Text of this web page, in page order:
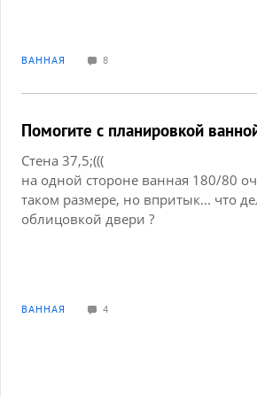
может зря я с оранжевым затеяла?
ВАННАЯ 8
Помогите с планировкой
Стена 37,5;(((
на одной стороне ванная 180/80
таком размере, но впритык... что
облицовкой двери ?
мне кажется не реально
ВАННАЯ 4